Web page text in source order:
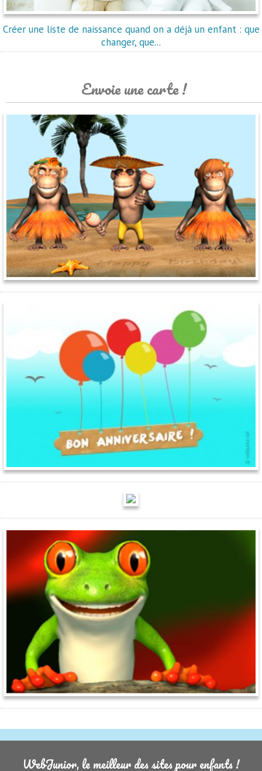
Créer une liste de naissance quand on a déjà un enfant : que
changer, que...
Envoie une carte !
WebJunior, le meilleur des sites pour enfants !